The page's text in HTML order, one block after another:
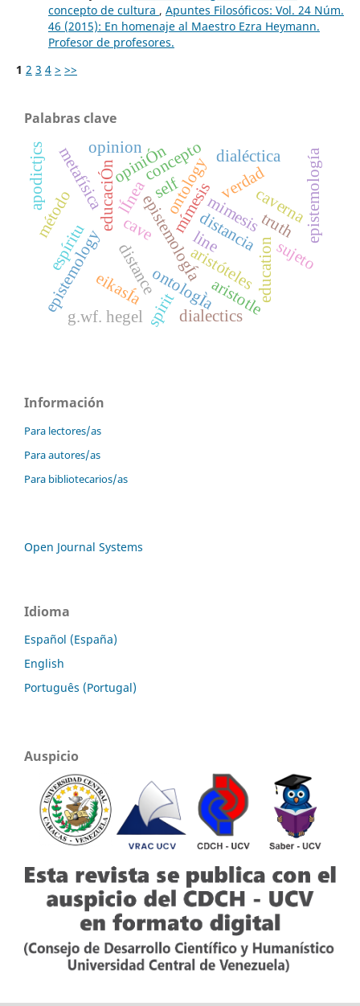
concepto de cultura , Apuntes Filosóficos: Vol. 24 Núm.
46 (2015): En homenaje al Maestro Ezra Heymann.
Profesor de profesores.
1 2 3 4 > >>
Palabras clave
mímesisverdad
distancia
mimesistruth
distance
lÍnea caverna
epistemologÍa
educaciÓn
ontologÌa
opiniÓn
eikasÍa
line
cave
epistemology education
ontology
opinion
aristóteles
metafísica dialéctica
método
aristotle
dialectics
apodictjcs
g.wf. hegel
concepto
espíritu
spirit
sujeto
self epistemología
Información
Para lectores/as
Para autores/as
Para bibliotecarios/as
Open Journal Systems
Idioma
Español (España)
English
Português (Portugal)
Auspicio